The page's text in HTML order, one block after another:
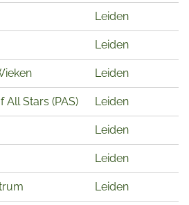
Leiden
Leiden
Leiden
All Stars (PAS) Leiden
Leiden
Leiden
Leiden